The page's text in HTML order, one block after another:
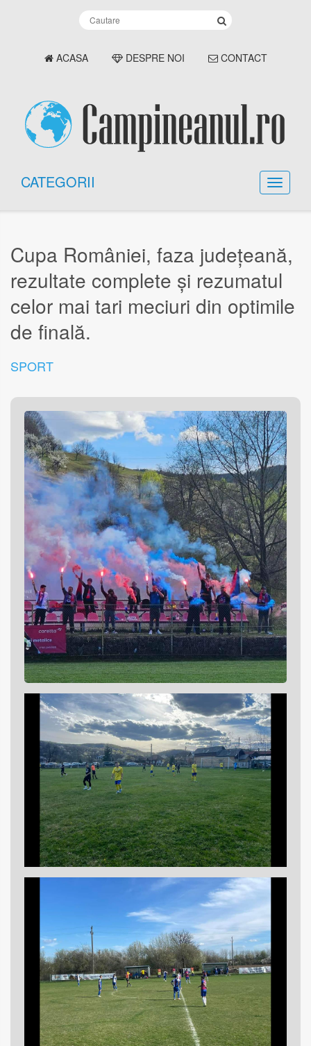
ACASA DESPRE NOI CONTACT
CATEGORII
Cupa României, faza județeană,
rezultate complete și rezumatul
celor mai tari meciuri din optimile
de finală.
SPORT